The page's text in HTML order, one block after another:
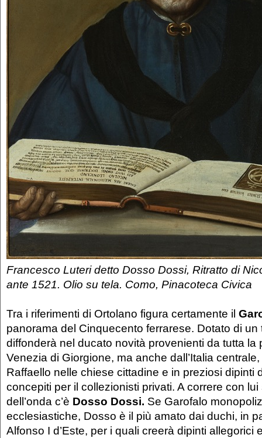
Francesco Luteri detto Dosso Dossi, Ritratto di
ante 1521. Olio su tela. Como, Pinacoteca Civica
Tra i riferimenti di Ortolano figura certamente il
panorama del Cinquecento ferrarese. Dotato di
diffonderà nel ducato novità provenienti da tutta la
Venezia di Giorgione, ma anche dall’Italia
Raffaello nelle chiese cittadine e in preziosi dipinti
concepiti per il collezionisti privati. A correre con
dell’onda c’è Dosso Dossi. Se Garofalo
ecclesiastiche, Dosso è il più amato dai duchi, in
Alfonso I d’Este, per i quali creerà dipinti allegorici